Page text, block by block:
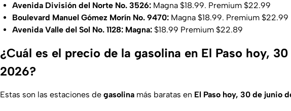
Avenida División del Norte No. 3526: Magna $18.99. Premium $22.99
Boulevard Manuel Gómez Morín No. 9470: Magna $18.99. Premium $22.99
Avenida Valle del Sol No. 1128: Magna: $18.99 Premium $22.89
¿Cuál es el precio de la gasolina en El Paso hoy,
2026?
Estas son las estaciones de gasolina más baratas en El Paso hoy, 30 de junio